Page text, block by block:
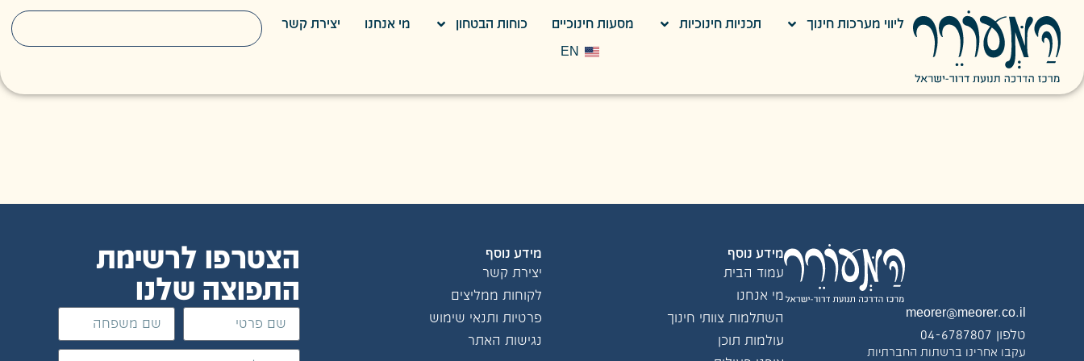
ליווי מערכות חינוך תכניות חינוכיות מסעות חינוכיים כוחות הבטחון מי אנחנו יצירת קשר
EN אוהד שגיא
גזברות
meorer@meorer.co.il
טלפון 04-6787807
עקבו אחרינו ברשתות החברתיות
מידע נוסף
עמוד הבית
מי אנחנו
השתלמות צוותי חינוך
עולמות תוכן
מידע נוסף
יצירת קשר
לקוחות ממליצים
פרטיות ותנאי שימוש
נגישות האתר
הצטרפו לרשימת
התפוצה שלנו